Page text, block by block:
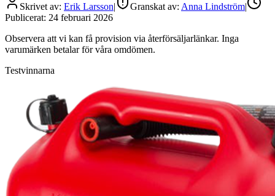
Skrivet av: Erik Larsson| Granskat av: Anna Lindström|
Publicerat: 24 februari 2026
Observera att vi kan få provision via återförsäljarlänkar. Inga
varumärken betalar för våra omdömen.
Testvinnarna